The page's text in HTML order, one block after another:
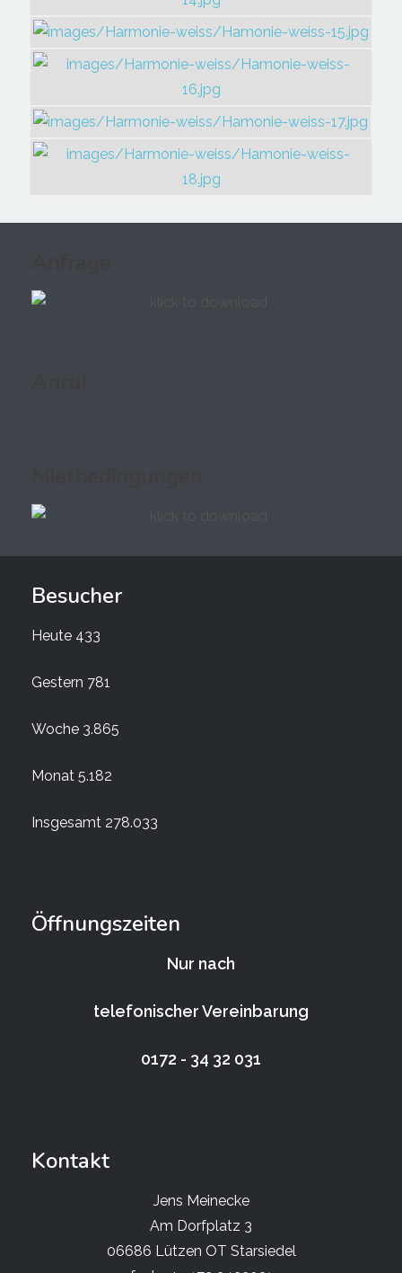
Besucher
Heute 433
Gestern 781
Woche 3.865
Monat 5.182
Insgesamt 278.033
Öffnungszeiten
Nur nach
telefonischer Vereinbarung
0172 - 34 32 031
Kontakt
Jens Meinecke
Am Dorfplatz 3
06686 Lützen OT Starsiedel